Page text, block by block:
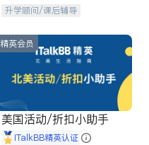
的学习潜力和动力。理念：
拥有成长型心态是成功的基
石。
升学顾问/课后辅导
精英会员
美国活动/折扣小助手
iTalkBB精英认证